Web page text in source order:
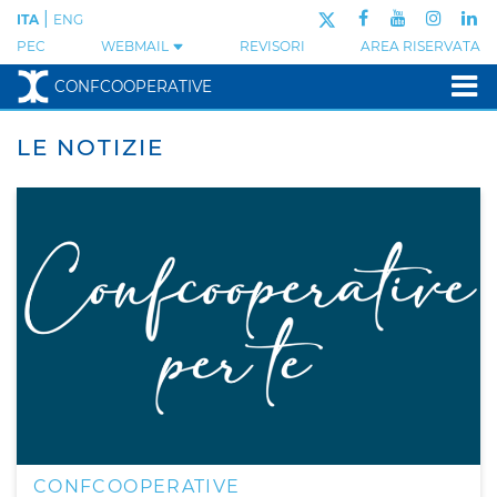
PEC WEBMAIL REVISORI AREA RISERVATA
ITA ENG
CONFCOOPERATIVE
LE NOTIZIE
CONFCOOPERATIVE